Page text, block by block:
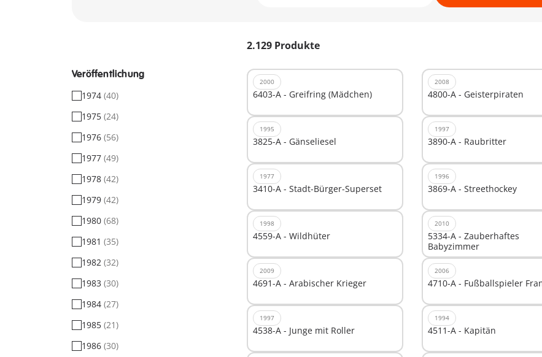
2.129 Produkte
Veröffentlichung
1974 (40)
1975 (24)
1976 (56)
1977 (49)
1978 (42)
1979 (42)
1980 (68)
1981 (35)
1982 (32)
1983 (30)
1984 (27)
1985 (21)
1986 (30)
2000
6403-A - Greifring (Mädchen)
2008
4800-A - Geisterpiraten
1995
3825-A - Gänseliesel
1997
3890-A - Raubritter
1977
3410-A - Stadt-Bürger-Superset
1996
3869-A - Streethockey
1998
4559-A - Wildhüter
2010
5334-A - Zauberhaftes
Babyzimmer
2009
4691-A - Arabischer Krieger
2006
4710-A - Fußballspieler
1997
4538-A - Junge mit Roller
1994
4511-A - Kapitän